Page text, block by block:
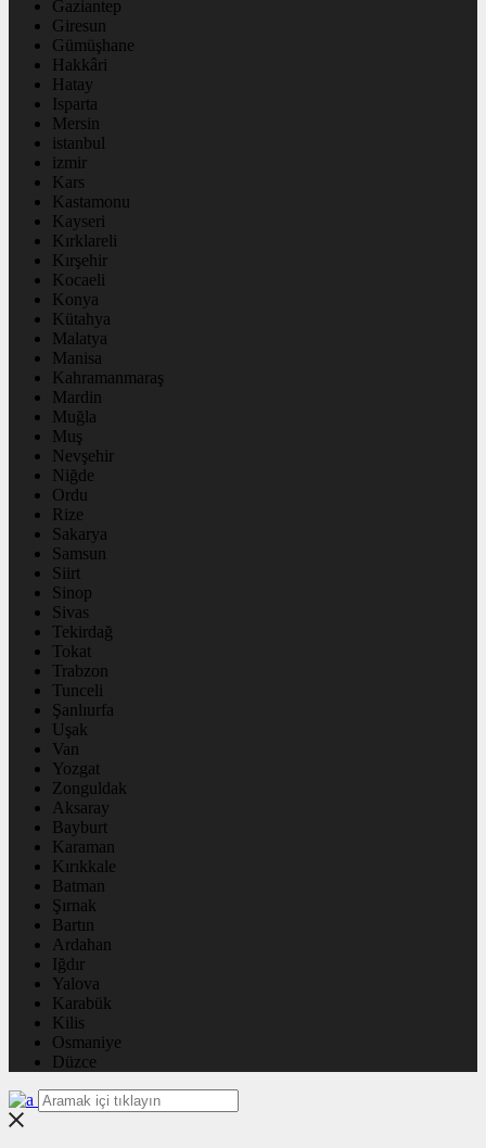
Gaziantep
Giresun
Gümüşhane
Hakkâri
Hatay
Isparta
Mersin
istanbul
izmir
Kars
Kastamonu
Kayseri
Kırklareli
Kırşehir
Kocaeli
Konya
Kütahya
Malatya
Manisa
Kahramanmaraş
Mardin
Muğla
Muş
Nevşehir
Niğde
Ordu
Rize
Sakarya
Samsun
Siirt
Sinop
Sivas
Tekirdağ
Tokat
Trabzon
Tunceli
Şanlıurfa
Uşak
Van
Yozgat
Zonguldak
Aksaray
Bayburt
Karaman
Kırıkkale
Batman
Şırnak
Bartın
Ardahan
Iğdır
Yalova
Karabük
Kilis
Osmaniye
Düzce